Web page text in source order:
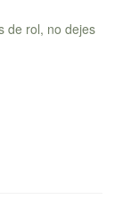
de rol, no dejes